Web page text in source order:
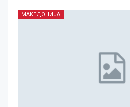
МАКЕДОНИЈА